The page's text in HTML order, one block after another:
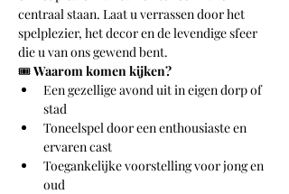
centraal staan. Laat u verrassen door het
spelplezier, het decor en de levendige sfeer
die u van ons gewend bent.
🎟️ Waarom komen kijken?
Een gezellige avond uit in eigen dorp of
stad
Toneelspel door een enthousiaste en
ervaren cast
Toegankelijke voorstelling voor jong en
oud